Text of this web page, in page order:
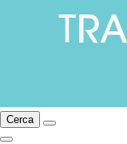
Cerca